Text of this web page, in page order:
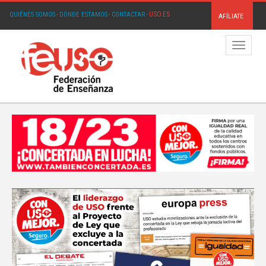
QUIÉNES SOMOS· DÓNDE ESTAMOS· CONTACTAR· USO.ES AFÍLIATE
Menú